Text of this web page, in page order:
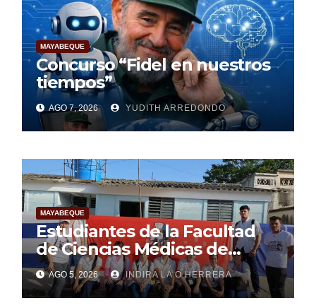
MAYABEQUE
Concurso “Fidel en nuestros
tiempos”
AGO 7, 2026 YUDITH ARREDONDO
MAYABEQUE
Estudiantes de la Facultad
de Ciencias Médicas de
Mayabeque realizan
pesquisa
AGO 5, 2026 INDIRA LA O HERRERA